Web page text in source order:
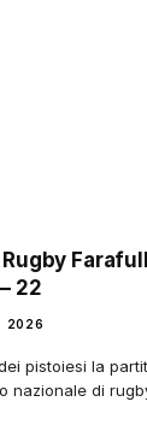
22
2026
pistoiesi la
nazionale di